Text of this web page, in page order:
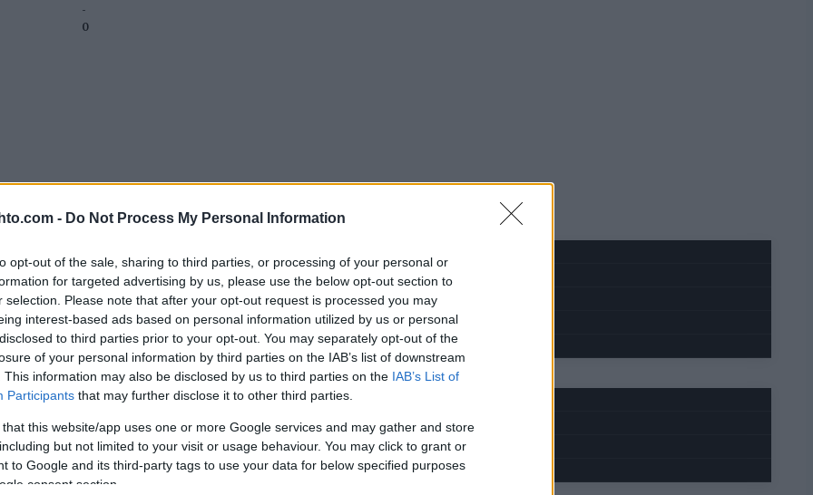
- Do Not Process My Personal Information
opt-out of the sale, sharing to third parties, or processing of your personal or
for targeted advertising by us, please use the below opt-out section to
selection. Please note that after your opt-out request is processed you may
interest-based ads based on personal information utilized by us or personal
to third parties prior to your opt-out. You may separately opt-out of the
of your personal information by third parties on the IAB’s list of downstream
This information may also be disclosed by us to third parties on the IAB’s List of
Participants that may further disclose it to other third parties.
that this website/app uses one or more Google services and may gather and store
but not limited to your visit or usage behaviour. You may click to grant or
to Google and its third-party tags to use your data for below specified purposes
consent section.
-
0